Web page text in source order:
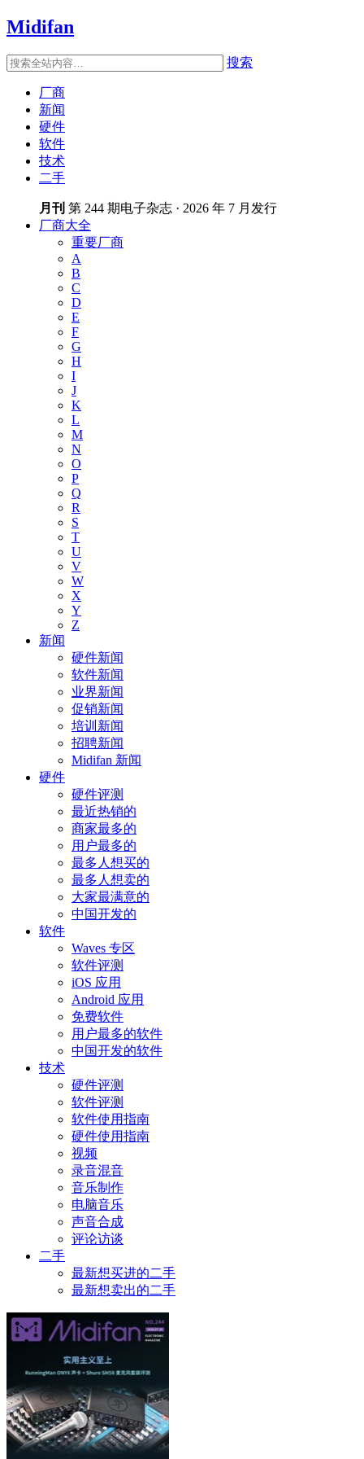
Midifan
搜索
厂商
新闻
硬件
软件
技术
二手
月刊 第 244 期电子杂志 · 2026 年 7 月发行
厂商大全
重要厂商
A
B
C
D
E
F
G
H
I
J
K
L
M
N
O
P
Q
R
S
T
U
V
W
X
Y
Z
新闻
硬件新闻
软件新闻
业界新闻
促销新闻
培训新闻
招聘新闻
Midifan 新闻
硬件
硬件评测
最近热销的
商家最多的
用户最多的
最多人想买的
最多人想卖的
大家最满意的
中国开发的
软件
Waves 专区
软件评测
iOS 应用
Android 应用
免费软件
用户最多的软件
中国开发的软件
技术
硬件评测
软件评测
软件使用指南
硬件使用指南
视频
录音混音
音乐制作
电脑音乐
声音合成
评论访谈
二手
最新想买进的二手
最新想卖出的二手